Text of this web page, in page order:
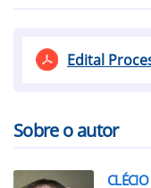
Edital
Sobre o autor